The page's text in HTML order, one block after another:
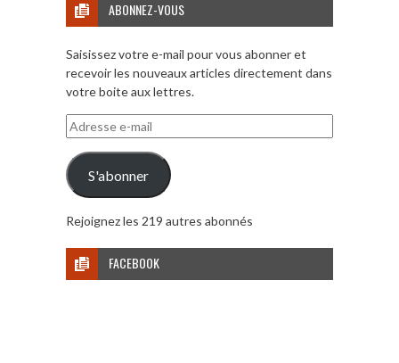
ABONNEZ-VOUS
Saisissez votre e-mail pour vous abonner et
recevoir les nouveaux articles directement dans
votre boite aux lettres.
Adresse
e-
mail
S'abonner
Rejoignez les 219 autres abonnés
FACEBOOK